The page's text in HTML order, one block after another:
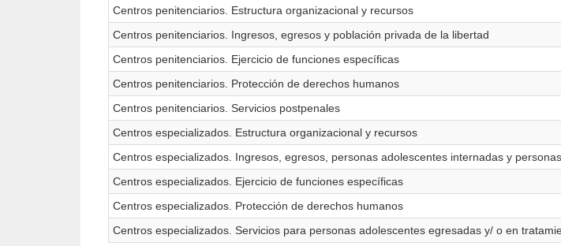
Centros penitenciarios. Estructura organizacional y recursos
Centros penitenciarios. Ingresos, egresos y población privada de la libertad
Centros penitenciarios. Ejercicio de funciones específicas
Centros penitenciarios. Protección de derechos humanos
Centros penitenciarios. Servicios postpenales
Centros especializados. Estructura organizacional y recursos
Centros especializados. Ingresos, egresos, personas adolescentes internadas y
Centros especializados. Ejercicio de funciones específicas
Centros especializados. Protección de derechos humanos
Centros especializados. Servicios para personas adolescentes egresadas y/ o en